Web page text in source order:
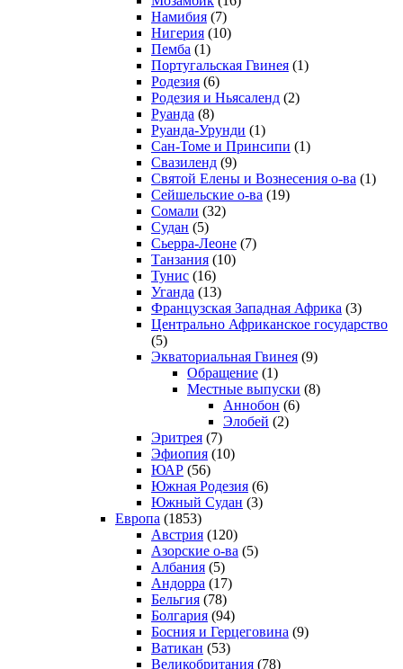
Намибия (7)
Нигерия (10)
Пемба (1)
Португальская Гвинея (1)
Родезия (6)
Родезия и Ньясаленд (2)
Руанда (8)
Руанда-Урунди (1)
Сан-Томе и Принсипи (1)
Свазиленд (9)
Святой Елены и Вознесения о-ва (1)
Сейшельские о-ва (19)
Сомали (32)
Судан (5)
Сьерра-Леоне (7)
Танзания (10)
Тунис (16)
Уганда (13)
Французская Западная Африка (3)
Центрально Африканское государство
(5)
Экваториальная Гвинея (9)
Обращение (1)
Местные выпуски (8)
Аннобон (6)
Элобей (2)
Эритрея (7)
Эфиопия (10)
ЮАР (56)
Южная Родезия (6)
Южный Судан (3)
Европа (1853)
Австрия (120)
Азорские о-ва (5)
Албания (5)
Андорра (17)
Бельгия (78)
Болгария (94)
Босния и Герцеговина (9)
Ватикан (53)
Великобритания (78)